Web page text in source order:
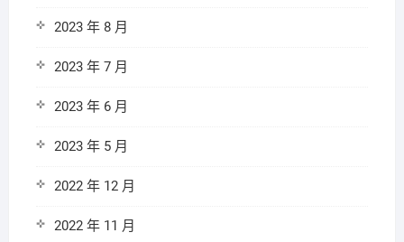
2023 年 8 月
2023 年 7 月
2023 年 6 月
2023 年 5 月
2022 年 12 月
2022 年 11 月